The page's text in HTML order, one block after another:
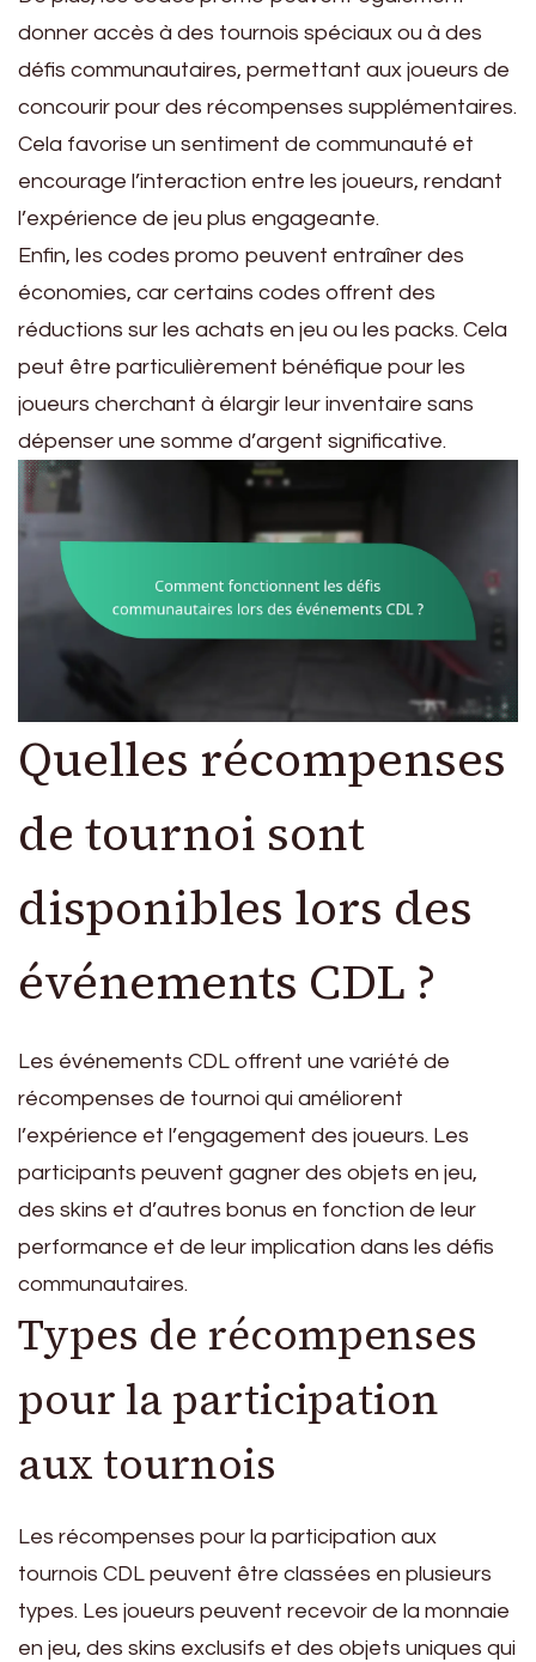
donner accès à des tournois spéciaux ou à des
défis communautaires, permettant aux joueurs de
concourir pour des récompenses supplémentaires.
Cela favorise un sentiment de communauté et
encourage l’interaction entre les joueurs, rendant
l’expérience de jeu plus engageante.
Enfin, les codes promo peuvent entraîner des
économies, car certains codes offrent des
réductions sur les achats en jeu ou les packs. Cela
peut être particulièrement bénéfique pour les
joueurs cherchant à élargir leur inventaire sans
dépenser une somme d’argent significative.
Quelles récompenses
de tournoi sont
disponibles lors des
événements CDL ?
Les événements CDL offrent une variété de
récompenses de tournoi qui améliorent
l’expérience et l’engagement des joueurs. Les
participants peuvent gagner des objets en jeu,
des skins et d’autres bonus en fonction de leur
performance et de leur implication dans les défis
communautaires.
Types de récompenses
pour la participation
aux tournois
Les récompenses pour la participation aux
tournois CDL peuvent être classées en plusieurs
types. Les joueurs peuvent recevoir de la monnaie
en jeu, des skins exclusifs et des objets uniques qui